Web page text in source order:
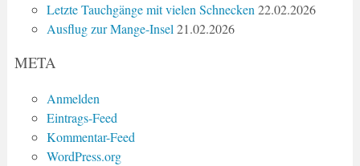
Letzte Tauchgänge mit vielen Schnecken 22.02.2026
Ausflug zur Mange-Insel 21.02.2026
META
Anmelden
Eintrags-Feed
Kommentar-Feed
WordPress.org